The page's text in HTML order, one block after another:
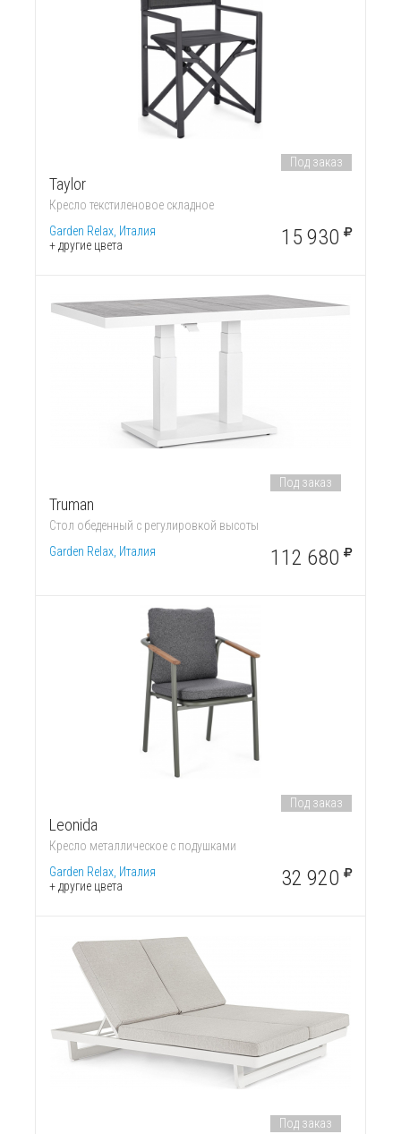
Taylor
Кресло текстиленовое складное
Garden Relax, Италия
+ другие цвета
Под заказ
15 930
Truman
Стол обеденный с регулировкой высоты
Garden Relax, Италия
Под заказ
112 680
Leonida
Кресло металлическое с подушками
Garden Relax, Италия
+ другие цвета
Под заказ
32 920
Под заказ